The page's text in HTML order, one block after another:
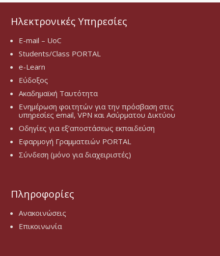
Ηλεκτρονικές Υπηρεσίες
E-mail – UoC
Students/Class PORTAL
e-Learn
Εύδοξος
Ακαδημαϊκή Ταυτότητα
Ενημέρωση φοιτητών για την πρόσβαση στις
υπηρεσίες email, VPN και Ασύρματου Δικτύου
Οδηγίες για εξ’αποστάσεως εκπαιδεύση
Εφαρμογή Γραμματειών PORTAL
Σύνδεση (μόνο για διαχειριστές)
Πληροφορίες
Ανακοινώσεις
Επικοινωνία